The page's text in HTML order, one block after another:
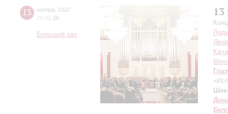
13 ноября
1927
20:00 Вс
Большой зал